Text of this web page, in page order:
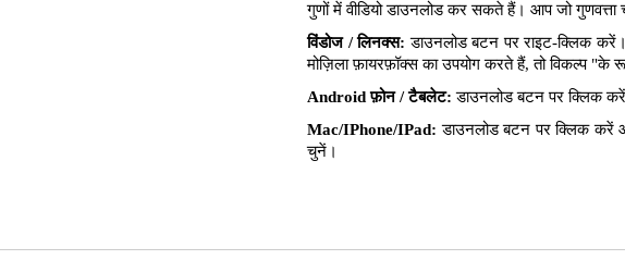
गुणों में वीडियो डाउनलोड कर सकते हैं। आप जो
विंडोज / लिनक्स: डाउनलोड बटन पर राइट-क्लिक
मोज़िला फ़ायरफ़ॉक्स का उपयोग करते हैं, तो विकल्प
Android फ़ोन / टैबलेट: डाउनलोड बटन पर क्लिक
Mac/IPhone/IPad: डाउनलोड बटन पर क्लिक करें
चुनें।